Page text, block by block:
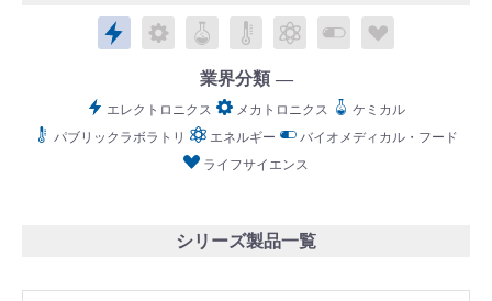
／English
お問い合わせ
エレクトロニクス
メカトロニクス
ケミカルパブリックラボラトリ
エネルギーバイオメディカ
業界分類
エレクトロニクス メカトロニクス
ケミカル
パブリックラボラトリ
エネルギー
バイオメディカル・フード
ライフサイエンス
シリーズ製品一覧